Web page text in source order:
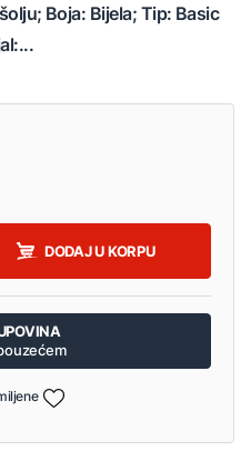
Boja: Bijela; Tip: Basic
DODAJ U KORPU